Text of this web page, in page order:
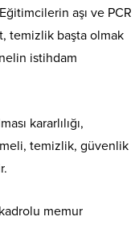
aşı ve PCR
temizlik başta olmak
istihdam
kararlılığı,
temizlik, güvenlik
memur